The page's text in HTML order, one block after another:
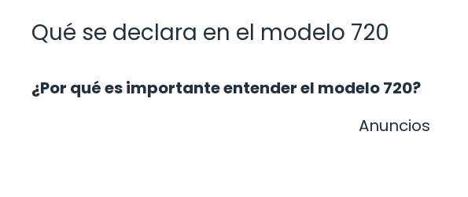
Qué se declara en el modelo 720
¿Por qué es importante entender el modelo 720?
Anuncios